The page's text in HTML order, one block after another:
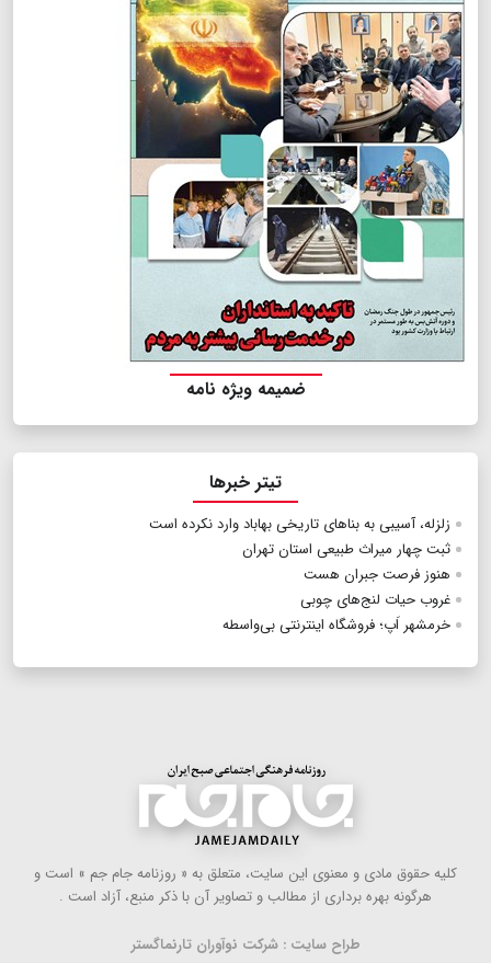
ضمیمه ویژه نامه
تیتر خبرها
زلزله، آسیبی به بناهای تاریخی بهاباد وارد نکرده است
ثبت چهار میراث طبیعی استان تهران
هنوز‭ ‬فرصت‭ ‬جبران‭ ‬هست
غروب حیات لنج‌های چوبی
خرمشهر اَپ؛ فروشگاه اینترنتی بی‌واسطه
كلیه حقوق مادی و معنوی این سایت، متعلق به « روزنامه جام جم » است و
هرگونه بهره ‌برداری از مطالب و تصاویر آن با ذكر منبع، آزاد است .
طراح سایت : شرکت نوآوران تارنماگستر